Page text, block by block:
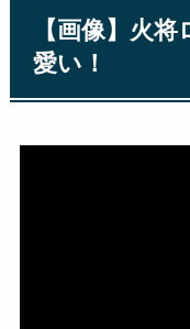
【画像】火
愛い！